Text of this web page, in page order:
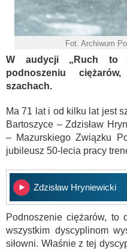
Fot. Archiwum
W audycji „Ruch to
podnoszeniu
szachach.
Ma 71 lat i od kilku lat jest
Bartoszyce – Zdzisław
– Mazurskiego Związku
jubileusz 50-lecia pracy
Zdzisław Hryniewicki
Podnoszenie ciężarów, to
wszystkim dyscyplinom
siłowni. Właśnie z tej